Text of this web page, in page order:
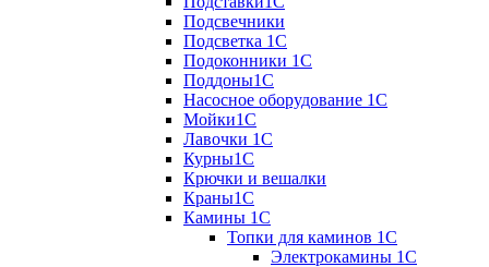
Подсвечники
Подсветка 1С
Подоконники 1С
Поддоны1С
Насосное оборудование 1С
Мойки1С
Лавочки 1С
Курны1С
Крючки и вешалки
Краны1С
Камины 1C
Топки для каминов 1C
Электрокамины 1С